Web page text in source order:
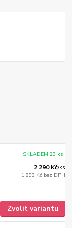
2 290 Kč/ks
1 893 Kč bez DPH
SKLADEM 23 ks
Zvolit variantu